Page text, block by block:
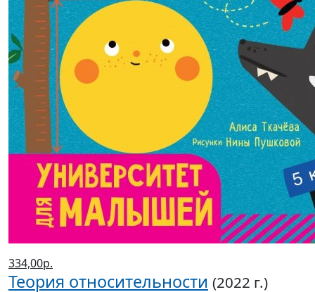
334,00р.
Теория относительности (2022 г.)